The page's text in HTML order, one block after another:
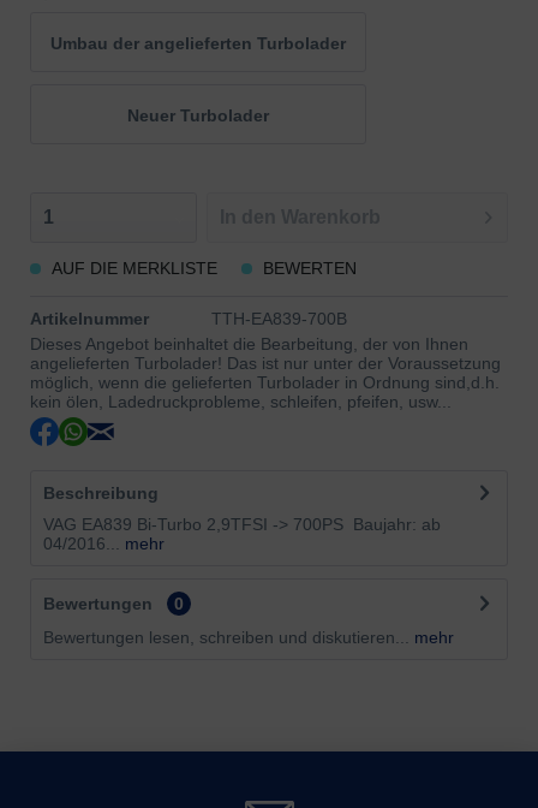
Umbau der angelieferten Turbolader
Neuer Turbolader
AUF DIE MERKLISTE BEWERTEN
Artikelnummer
TTH-EA839-700B
Dieses Angebot beinhaltet die Bearbeitung, der von Ihnen
angelieferten Turbolader! Das ist nur unter der Voraussetzung
möglich, wenn die gelieferten Turbolader in Ordnung sind,d.h.
kein ölen, Ladedruckprobleme, schleifen, pfeifen, usw...
Beschreibung
VAG EA839 Bi-Turbo 2,9TFSI -> 700PS Baujahr: ab
04/2016...
mehr
Bewertungen
0
Bewertungen lesen, schreiben und diskutieren...
mehr